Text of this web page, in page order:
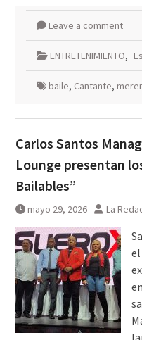
Leave a comment
ENTRETENIMIENTO,
baile, Cantante,
Carlos Santos
Lounge presentan
Bailables”
mayo 29, 2026 La